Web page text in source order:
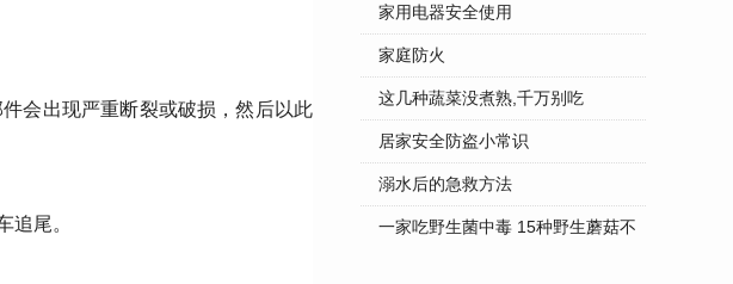
会出现严重断裂或破损，然后以此
尾。
家用电器安全使用
家庭防火
这几种蔬菜没煮熟,千万别吃
居家安全防盗小常识
溺水后的急救方法
一家吃野生菌中毒 15种野生蘑菇不